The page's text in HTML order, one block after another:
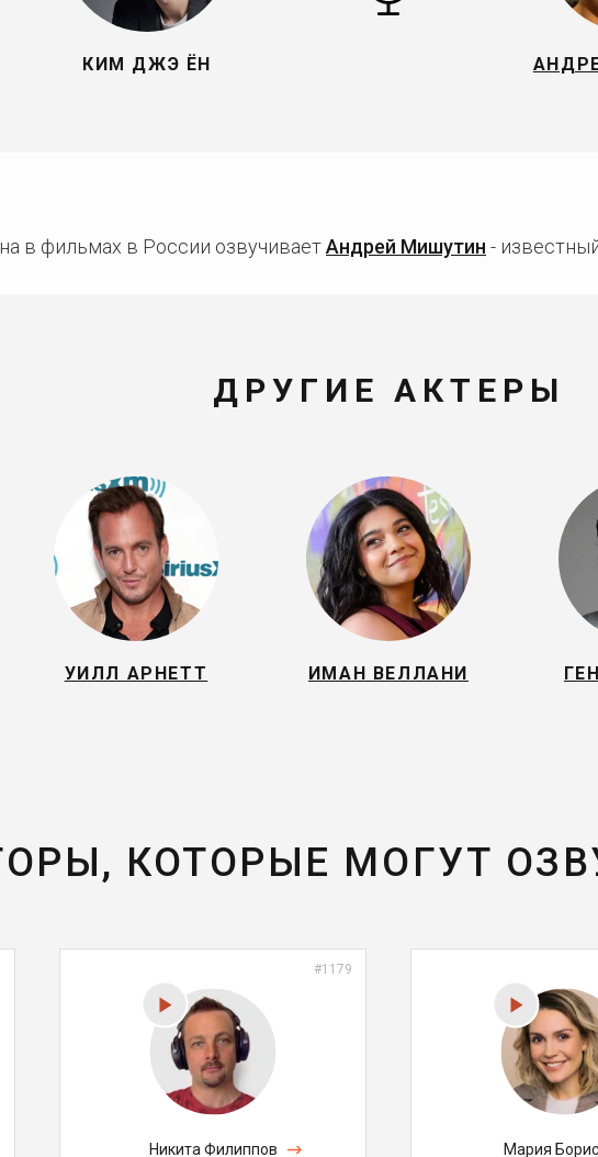
КИМ ДЖЭ ЁН
в фильмах в России озвучиваетАндрей Мишутин -
ДРУГИЕ АКТЕРЫ
УИЛЛ АРНЕТТ ИМАН ВЕЛЛАНИ
КОТОРЫЕ МОГУТ
#1179
Никита Филиппов
Мария